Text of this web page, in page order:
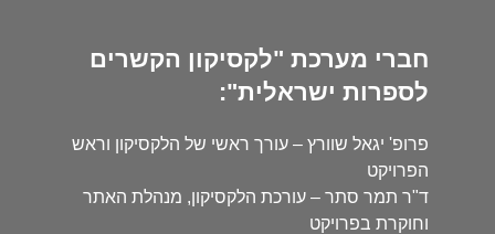
חברי מערכת "לקסיקון הקשרים
לספרות ישראלית":
פרופ' יגאל שוורץ – עורך ראשי של הלקסיקון וראש
הפרויקט
ד"ר תמר סתר – עורכת הלקסיקון, מנהלת האתר
וחוקרת בפרויקט